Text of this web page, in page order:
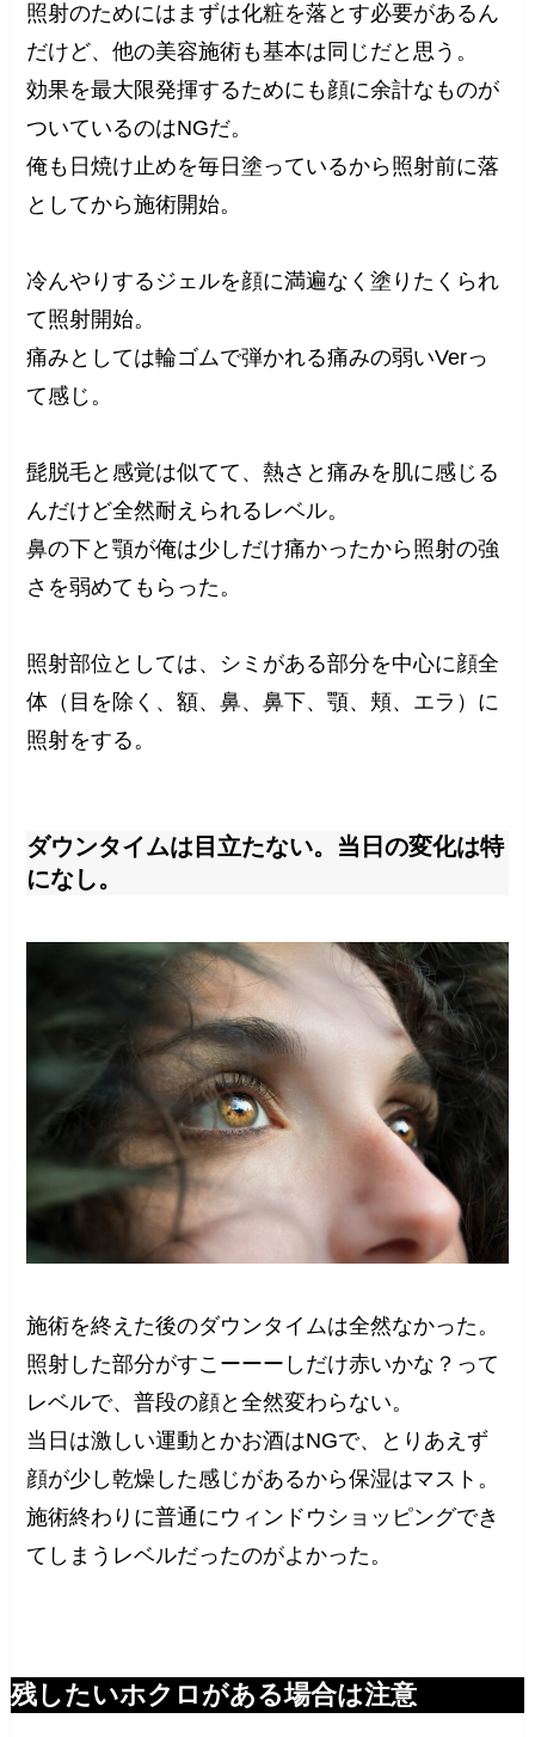
照射のためにはまずは化粧を落とす必要があるん
だけど、他の美容施術も基本は同じだと思う。
効果を最大限発揮するためにも顔に余計なものが
ついているのはNGだ。
俺も日焼け止めを毎日塗っているから照射前に落
としてから施術開始。
冷んやりするジェルを顔に満遍なく塗りたくられ
て照射開始。
痛みとしては輪ゴムで弾かれる痛みの弱いVerっ
て感じ。
髭脱毛と感覚は似てて、熱さと痛みを肌に感じる
んだけど全然耐えられるレベル。
鼻の下と顎が俺は少しだけ痛かったから照射の強
さを弱めてもらった。
照射部位としては、シミがある部分を中心に顔全
体（目を除く、額、鼻、鼻下、顎、頬、エラ）に
照射をする。
ダウンタイムは目立たない。当日の変化は特
になし。
施術を終えた後のダウンタイムは全然なかった。
照射した部分がすこーーーしだけ赤いかな？って
レベルで、普段の顔と全然変わらない。
当日は激しい運動とかお酒はNGで、とりあえず
顔が少し乾燥した感じがあるから保湿はマスト。
施術終わりに普通にウィンドウショッピングでき
てしまうレベルだったのがよかった。
残したいホクロがある場合は注意